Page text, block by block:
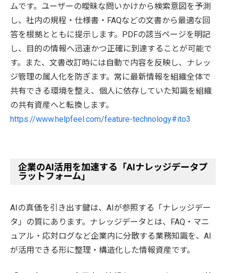
ムです。ユーザーの曖昧な問いかけから検索意図を予測
し、社内の規程・仕様書・FAQなどの文書から最適な回
答を根拠とともに提示します。PDFの該当ページを明記
し、目的の情報へ迅速かつ正確に到達することが可能で
す。また、文書改訂時には自動で内容を反映し、ナレッ
ジ管理の属人化を防ぎます。常に最新情報を組織全体で
共有できる環境を整え、個人に依存していた知識を組織
の共有資産へと転換します。
https://www.helpfeel.com/feature-technology#ito3
企業のAI活用を加速する「AIナレッジデータプ
ラットフォーム」
AIの真価を引き出す鍵は、AIが参照する「ナレッジデー
タ」の質にあります。ナレッジデータとは、FAQ・マニ
ュアル・応対ログなど企業内に分散する業務知識を、AI
が活用できる形に整理・構造化した情報資産です。